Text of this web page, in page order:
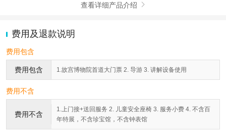
查看详细产品介绍 
费用及退款说明
费用包含
费用包含 1.故宫博物院首道大门票 2. 导游 3. 讲解设备使用
费用不含
费用不含
1.上门接+送回服务 2. 儿童安全座椅 3. 服务小费 4. 不含百
年特展，不含珍宝馆，不含钟表馆